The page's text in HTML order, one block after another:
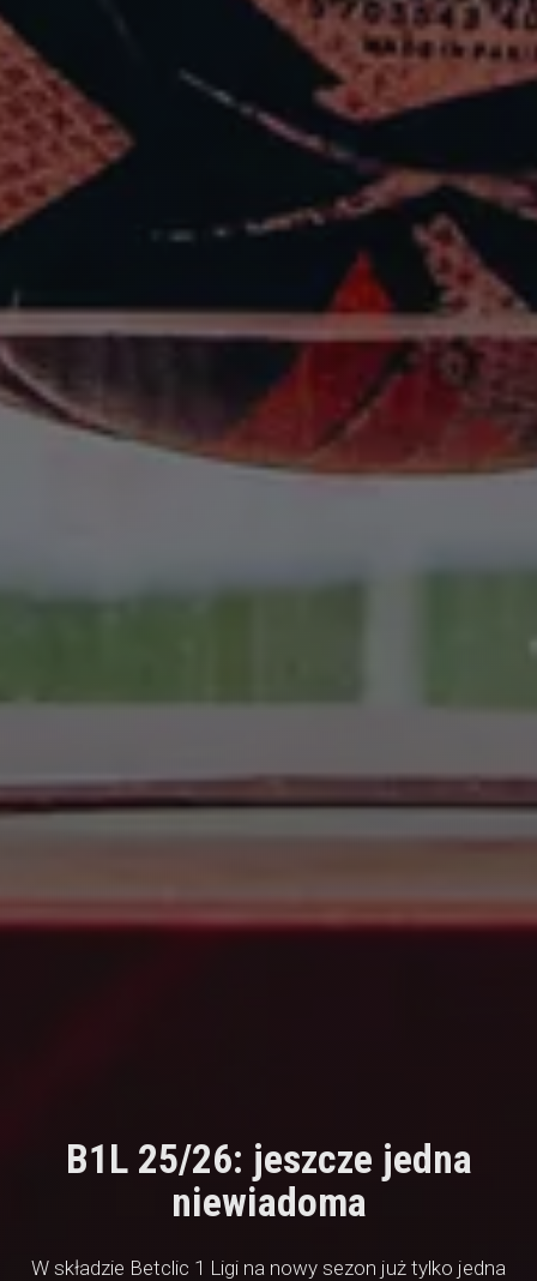
B1L 25/26: jeszcze jedna
niewiadoma
W składzie Betclic 1 Ligi na nowy sezon już tylko jedna